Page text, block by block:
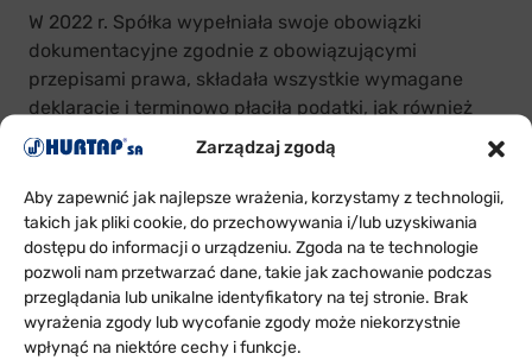
Zarządzaj zgodą
Aby zapewnić jak najlepsze wrażenia, korzystamy z technologii,
takich jak pliki cookie, do przechowywania i/lub uzyskiwania
dostępu do informacji o urządzeniu. Zgoda na te technologie
pozwoli nam przetwarzać dane, takie jak zachowanie podczas
przeglądania lub unikalne identyfikatory na tej stronie. Brak
wyrażenia zgody lub wycofanie zgody może niekorzystnie
wpłynąć na niektóre cechy i funkcje.
W 2022 r. Spółka wypełniała swoje obowiązki
dokumentacyjne zgodnie z obowiązującymi
przepisami prawa, składała wszystkie wymagane
deklaracje i terminowo płaciła podatki, jak również
wypełniała obowiązki informacyjne wynikające z
przepisów prawa podatkowego. W szczególności
Spółka:
uiszczała miesięcznie zaliczki na podatek
dochodowy od osób prawnych,
składała w miesięcznych okresach pliki JPK_VAT
oraz reguluje zobowiązanie podatkowe z tego